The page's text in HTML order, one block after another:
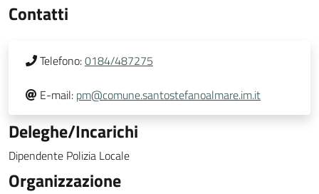
Contatti
Telefono:0184/487275
E-mail: pm@comune.santostefanoalmare.im.it
Deleghe/Incarichi
Dipendente Polizia Locale
Organizzazione